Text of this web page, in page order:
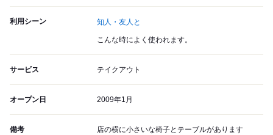
利用シーン 知人・友人と
こんな時によく使われます。
サービス テイクアウト
オープン日 2009年1月
備考 店の横に小さいな椅子とテーブルがあります